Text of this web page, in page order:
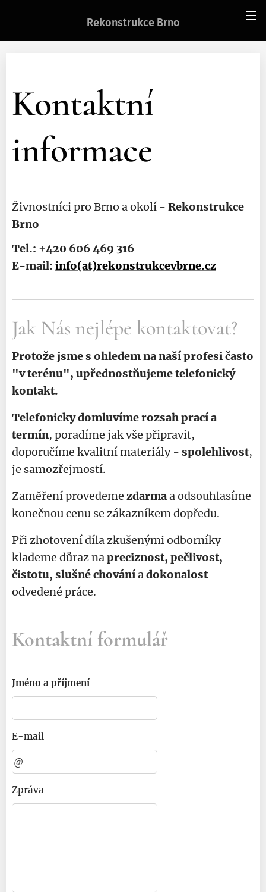
Rekonstrukce Brno
Kontaktní
informace
Živnostníci pro Brno a okolí - Rekonstrukce
Brno
Tel.: +420 606 469 316
E-mail: info(at)rekonstrukcevbrne.cz
Jak Nás nejlépe kontaktovat?
Protože jsme s ohledem na naší profesi často
"v terénu", upřednostňujeme telefonický
kontakt.
Telefonicky domluvíme rozsah prací a
termín, poradíme jak vše připravit,
doporučíme kvalitní materiály - spolehlivost,
je samozřejmostí.
Zaměření provedeme zdarmaa odsouhlasíme
konečnou cenu se zákazníkem dopředu.
Při zhotovení díla zkušenými odborníky
klademe důraz napreciznost, pečlivost,
čistotu, slušné chováníadokonalost
odvedené práce.
Kontaktní formulář
Jméno a příjmení
E-mail
Zpráva